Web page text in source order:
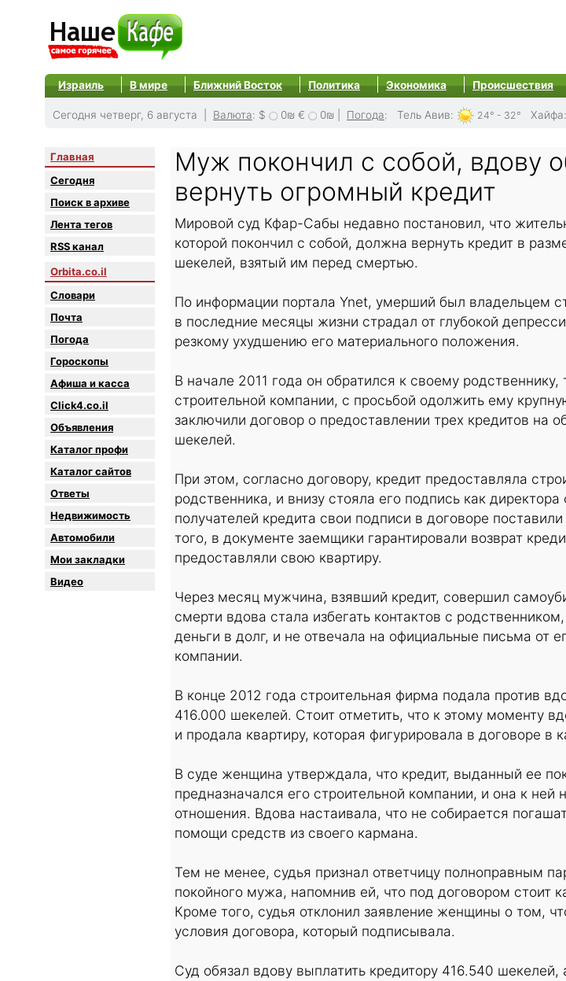
Израиль В мире Ближний Восток Политика Экономика Происшествия
Сегодня четверг, 6 августа | Валюта: $ 0₪ € 0₪ Погода: Тель Авив: 24° - 32° Хайфа:
Главная
Сегодня
Поиск в архиве
Лента тегов
RSS канал
Orbita.co.il
Словари
Почта
Погода
Гороскопы
Афиша и касса
Click4.co.il
Объявления
Каталог профи
Каталог сайтов
Oтветы
Недвижимость
Автомобили
Мои закладки
Видео
Муж покончил с собой, вдову
вернуть огромный кредит
Мировой суд Кфар-Сабы недавно постановил, что
которой покончил с собой, должна вернуть кредит в
шекелей, взятый им перед смертью.
По информации портала Ynet, умерший был владельцем
в последние месяцы жизни страдал от глубокой
резкому ухудшению его материального положения.
В начале 2011 года он обратился к своему
строительной компании, с просьбой одолжить ему
заключили договор о предоставлении трех кредитов на
шекелей.
При этом, согласно договору, кредит предоставляла
родственника, и внизу стояла его подпись как
получателей кредита свои подписи в договоре
того, в документе заемщики гарантировали возврат
предоставляли свою квартиру.
Через месяц мужчина, взявший кредит, совершил
смерти вдова стала избегать контактов с
деньги в долг, и не отвечала на официальные письма от
компании.
В конце 2012 года строительная фирма подала против
416.000 шекелей. Стоит отметить, что к этому моменту
и продала квартиру, которая фигурировала в договоре в
В суде женщина утверждала, что кредит, выданный ее
предназначался его строительной компании, и она к ней
отношения. Вдова настаивала, что не собирается
помощи средств из своего кармана.
Тем не менее, судья признал ответчицу полноправным
покойного мужа, напомнив ей, что под договором стоит
Кроме того, судья отклонил заявление женщины о том,
условия договора, который подписывала.
Суд обязал вдову выплатить кредитору 416.540 шекелей,